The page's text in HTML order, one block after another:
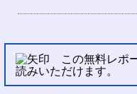
この無料レポ
読みいただけます。